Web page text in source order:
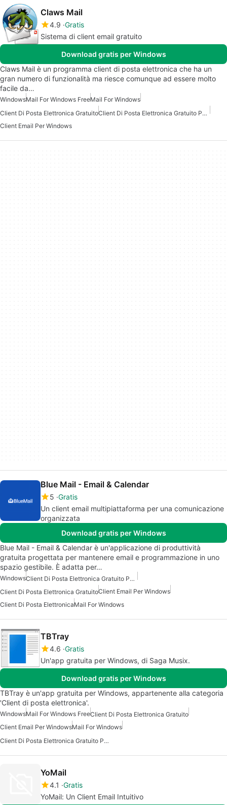
Claws Mail
4.9 Gratis
Sistema di client email gratuito
Download gratis per Windows
Claws Mail è un programma client di posta elettronica che ha un
gran numero di funzionalità ma riesce comunque ad essere molto
facile da…
WindowsMail For Windows FreeMail For Windows
Client Di Posta Elettronica Gratuito
Client Di Posta Elettronica Gratuito Per Windows
Client Email Per Windows
Blue Mail - Email & Calendar
5 Gratis
Un client email multipiattaforma per una comunicazione
organizzata
Download gratis per Windows
Blue Mail - Email & Calendar è un'applicazione di produttività
gratuita progettata per mantenere email e programmazione in uno
spazio gestibile. È adatta per…
Windows
Client Di Posta Elettronica Gratuito Per Windows
Client Di Posta Elettronica GratuitoClient Email Per Windows
Client Di Posta ElettronicaMail For Windows
TBTray
4.6 Gratis
Un'app gratuita per Windows, di Saga Musix.
Download gratis per Windows
TBTray è un'app gratuita per Windows, appartenente alla categoria
'Client di posta elettronica'.
WindowsMail For Windows FreeClient Di Posta Elettronica Gratuito
Client Email Per WindowsMail For Windows
Client Di Posta Elettronica Gratuito Per Windows
YoMail
4.1 Gratis
YoMail: Un Client Email Intuitivo